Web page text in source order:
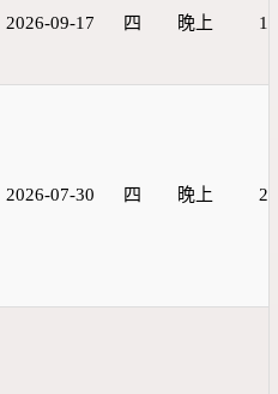
2026-09-17 四 晚上 18
2026-07-30 四 晚上 20